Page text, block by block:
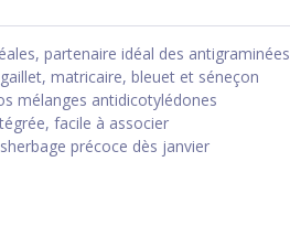
partenaire idéal des antigraminées
matricaire, bleuet et séneçon
mélanges antidicotylédones
facile à associer
précoce dès janvier